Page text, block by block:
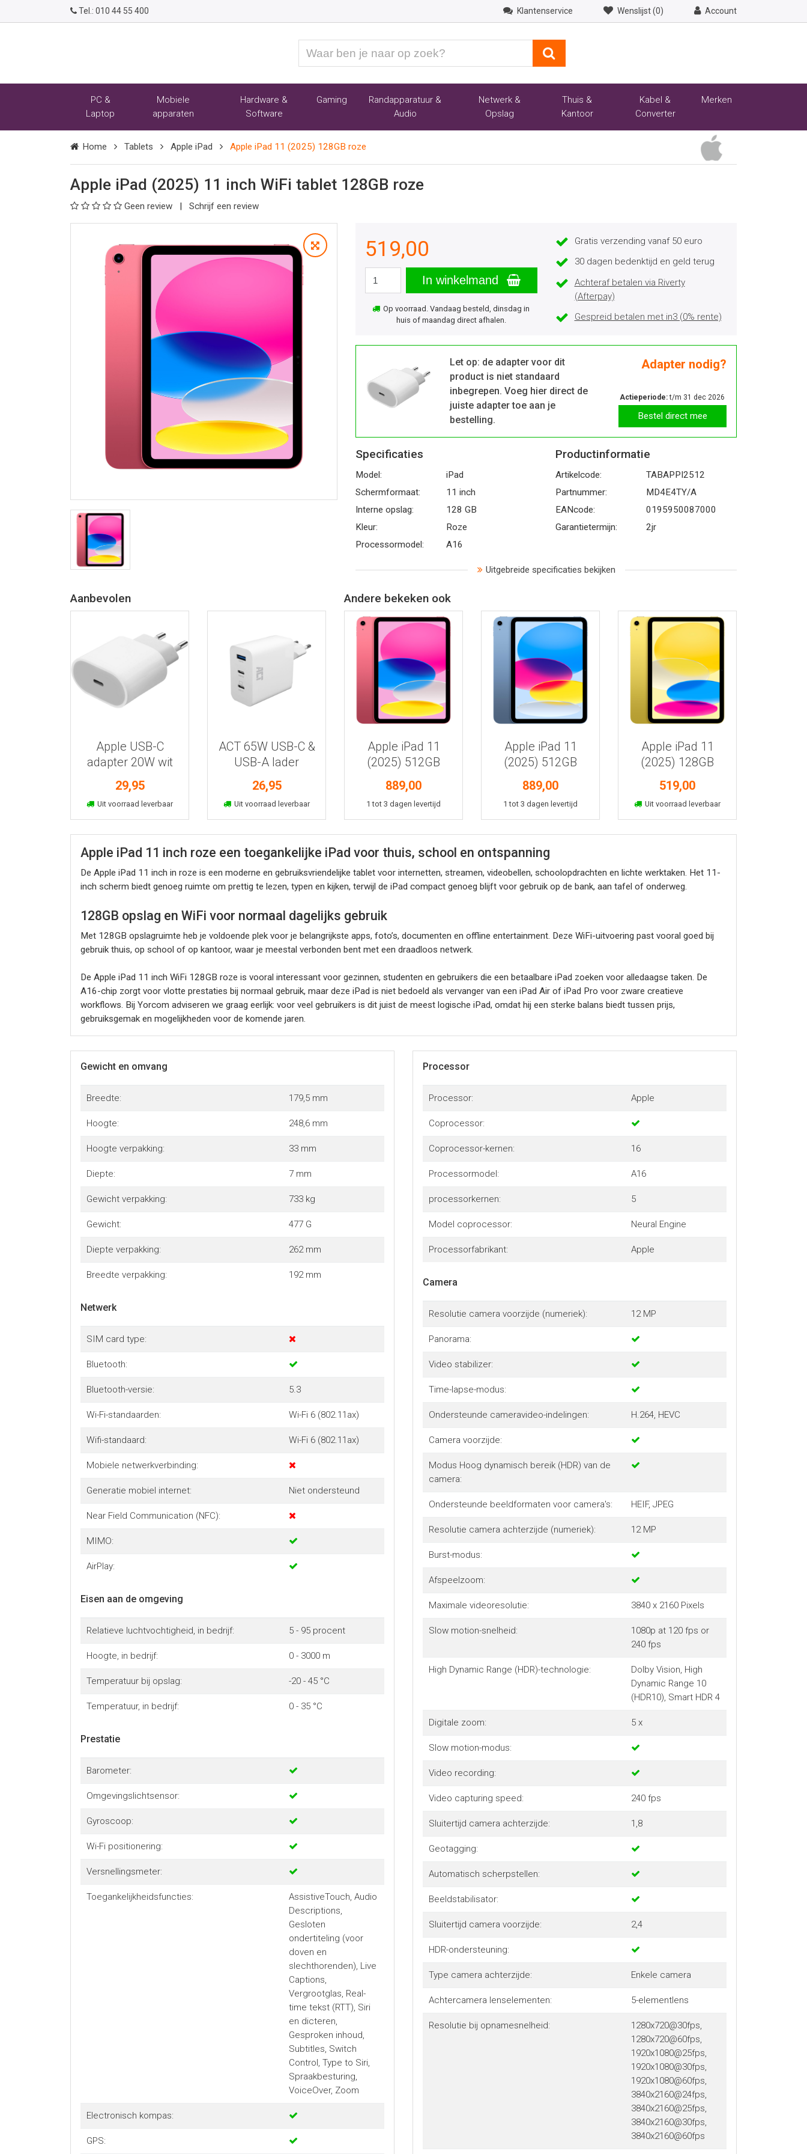
Tel.: 010 44 55 400 Klantenservice Wenslijst (0) Account
ben
naar
PC &
Laptop
Mobiele
apparaten
Hardware &
Software
Gaming
Randapparatuur &
Audio
Netwerk &
Opslag
Thuis &
Kantoor
Kabel &
Converter
Merken
Home Tablets Apple iPad Apple iPad 11 (2025) 128GB roze
Apple iPad (2025) 11 inch WiFi tablet 128GB roze
Geen review Schrijf een review
519,00
In winkelmand
Op voorraad. Vandaag besteld, dinsdag in
huis of maandag direct afhalen.
Gratis verzending vanaf 50 euro
30 dagen bedenktijd en geld terug
Achteraf betalen via Riverty
(Afterpay)
Gespreid betalen met in3 (0% rente)
Let op: de adapter voor dit
product is niet standaard
inbegrepen. Voeg hier direct de
juiste adapter toe aan je
bestelling.
Adapter nodig?
Actieperiode:t/m 31 dec 2026
Bestel direct mee
Specificaties
Model:
iPad
Schermformaat:
11 inch
Interne opslag:
128 GB
Kleur:
Roze
Processormodel:
A16
Productinformatie
Artikelcode:
TABAPPI2512
Partnummer:
MD4E4TY/A
EANcode:
0195950087000
Garantietermijn:
2jr
Uitgebreide specificaties bekijken
Aanbevolen
Bekijk meer informatie
Apple USB-C
adapter 20W wit
29,95
Uit voorraad leverbaar
In winkelmand
Bekijk meer informatie
ACT 65W USB-C &
USB-A lader
26,95
Uit voorraad leverbaar
In winkelmand
Andere bekeken ook
Bekijk meer informatie
Apple iPad 11
(2025) 512GB
roze
889,00
1 tot 3 dagen levertijd
In winkelmand
Bekijk meer informatie
Apple iPad 11
(2025) 512GB
blauw
889,00
1 tot 3 dagen levertijd
In winkelmand
Bekijk meer informatie
Apple iPad 11
(2025) 128GB
geel
519,00
Uit voorraad leverbaar
In winkelmand
Apple iPad 11 inch roze een toegankelijke iPad voor thuis, school en ontspanning
De Apple iPad 11 inch in roze is een moderne en gebruiksvriendelijke tablet voor internetten, streamen, videobellen, schoolopdrachten en lichte werktaken. Het 11-
inch scherm biedt genoeg ruimte om prettig te lezen, typen en kijken, terwijl de iPad compact genoeg blijft voor gebruik op de bank, aan tafel of onderweg.
128GB opslag en WiFi voor normaal dagelijks gebruik
Met 128GB opslagruimte heb je voldoende plek voor je belangrijkste apps, foto’s, documenten en offline entertainment. Deze WiFi-uitvoering past vooral goed bij
gebruik thuis, op school of op kantoor, waar je meestal verbonden bent met een draadloos netwerk.
De Apple iPad 11 inch WiFi 128GB roze is vooral interessant voor gezinnen, studenten en gebruikers die een betaalbare iPad zoeken voor alledaagse taken. De
A16-chip zorgt voor vlotte prestaties bij normaal gebruik, maar deze iPad is niet bedoeld als vervanger van een iPad Air of iPad Pro voor zware creatieve
workflows. Bij Yorcom adviseren we graag eerlijk: voor veel gebruikers is dit juist de meest logische iPad, omdat hij een sterke balans biedt tussen prijs,
gebruiksgemak en mogelijkheden voor de komende jaren.
Gewicht en omvang
Breedte: 179,5 mm
Hoogte: 248,6 mm
Hoogte verpakking: 33 mm
Diepte: 7 mm
Gewicht verpakking: 733 kg
Gewicht: 477 G
Diepte verpakking: 262 mm
Breedte verpakking: 192 mm
Netwerk
SIM card type:
Bluetooth:
Bluetooth-versie: 5.3
Wi-Fi-standaarden: Wi-Fi 6 (802.11ax)
Wifi-standaard: Wi-Fi 6 (802.11ax)
Mobiele netwerkverbinding:
Generatie mobiel internet: Niet ondersteund
Near Field Communication (NFC):
MIMO:
AirPlay:
Eisen aan de omgeving
Relatieve luchtvochtigheid, in bedrijf: 5 - 95 procent
Hoogte, in bedrijf: 0 - 3000 m
Temperatuur bij opslag: -20 - 45 °C
Temperatuur, in bedrijf: 0 - 35 °C
Prestatie
Barometer:
Omgevingslichtsensor:
Gyroscoop:
Wi-Fi positionering:
Versnellingsmeter:
Toegankelijkheidsfuncties:
AssistiveTouch, Audio
Descriptions,
Gesloten
ondertiteling (voor
doven en
slechthorenden), Live
Captions,
Vergrootglas, Real-
time tekst (RTT), Siri
en dicteren,
Gesproken inhoud,
Subtitles, Switch
Control, Type to Siri,
Spraakbesturing,
VoiceOver, Zoom
Electronisch kompas:
GPS:
Processor
Processor: Apple
Coprocessor:
Coprocessor-kernen: 16
Processormodel: A16
processorkernen: 5
Model coprocessor: Neural Engine
Processorfabrikant: Apple
Camera
Resolutie camera voorzijde (numeriek): 12 MP
Panorama:
Video stabilizer:
Time-lapse-modus:
Ondersteunde cameravideo-indelingen: H.264, HEVC
Camera voorzijde:
Modus Hoog dynamisch bereik (HDR) van de
camera:
Ondersteunde beeldformaten voor camera's: HEIF, JPEG
Resolutie camera achterzijde (numeriek): 12 MP
Burst-modus:
Afspeelzoom:
Maximale videoresolutie: 3840 x 2160 Pixels
Slow motion-snelheid:
1080p at 120 fps or
240 fps
High Dynamic Range (HDR)-technologie:
Dolby Vision, High
Dynamic Range 10
(HDR10), Smart HDR 4
Digitale zoom: 5 x
Slow motion-modus:
Video recording:
Video capturing speed: 240 fps
Sluitertijd camera achterzijde: 1,8
Geotagging:
Automatisch scherpstellen:
Beeldstabilisator:
Sluitertijd camera voorzijde: 2,4
HDR-ondersteuning:
Type camera achterzijde: Enkele camera
Achtercamera lenselementen: 5-elementlens
Resolutie bij opnamesnelheid:
1280x720@30fps,
1280x720@60fps,
1920x1080@25fps,
1920x1080@30fps,
1920x1080@60fps,
3840x2160@24fps,
3840x2160@25fps,
3840x2160@30fps,
3840x2160@60fps